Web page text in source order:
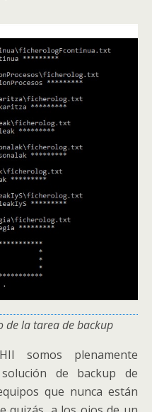
de la tarea de backup
somos plenamente
de backup de
que nunca están